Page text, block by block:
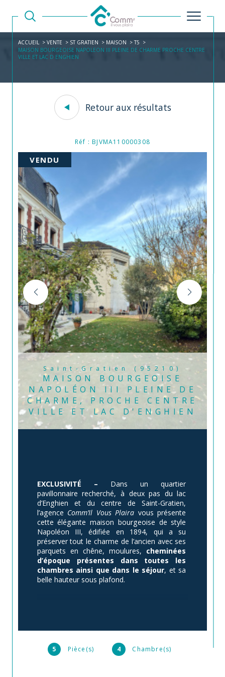
ACCUEIL VENTE ST GRATIEN MAISON
T5
MAISON BOURGEOISE NAPOLEON III PLEINE DE CHARME PROCHE CENTRE
VILLE ET LAC D ENGHIEN
Retour aux résultats
Réf : BJVMA110000308
VENDU
Saint-Gratien (95210)
MAISON BOURGEOISE
NAPOLÉON III PLEINE DE
CHARME, PROCHE CENTRE
VILLE ET LAC D'ENGHIEN
5 Pièce(s) 4 Chambre(s)
EXCLUSIVITÉ – Dans un quartier
pavillonnaire recherché, à deux pas du lac
d’Enghien et du centre de Saint-Gratien,
l’agence Comm’Il Vous Plaira vous présente
cette élégante maison bourgeoise de style
Napoléon III, édifiée en 1894, qui a su
préserver tout le charme de l’ancien avec ses
parquets en chêne, moulures, cheminées
d’époque présentes dans toutes les
chambres ainsi que dans le séjour, et sa
belle hauteur sous plafond.
accueille un espace de vie traversant de
39m2 avec cuisine ouverte et coin repas.